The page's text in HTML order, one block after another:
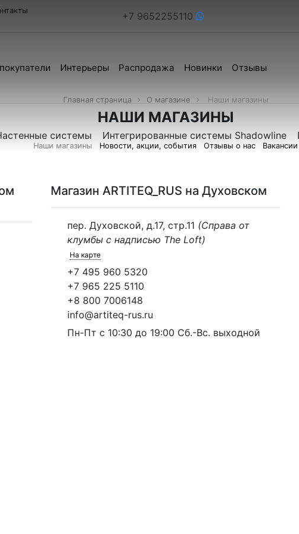
+7 9652255110
Интерьеры Распродажа Новинки Отзывы
системы Интегрированные системы Shadowline
Главная страница О магазине Наши магазины
НАШИ МАГАЗИНЫ
Наши магазины Новости, акции, события Отзывы о нас Вакансии
Магазин ARTITEQ_RUS на Духовском
пер. Духовской, д.17, стр.11 (Справа от
клумбы с надписью The Loft)
На карте
+7 495 960 5320
+7 965 225 5110
+8 800 7006148
info@artiteq-rus.ru
Пн-Пт с 10:30 до 19:00 Сб.-Вс. выходной